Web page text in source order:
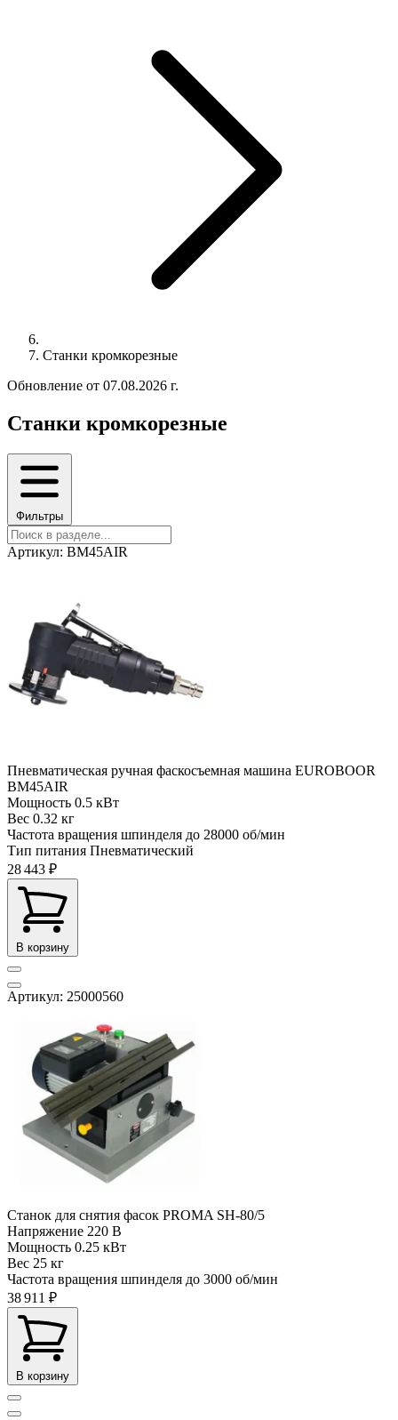
Станки кромкорезные
Обновление от 07.08.2026 г.
Станки кромкорезные
Фильтры
Артикул: BM45AIR
Пневматическая ручная фаскосъемная машина EUROBOOR
BM45AIR
Мощность 0.5 кВт
Вес 0.32 кг
Частота вращения шпинделя до 28000 об/мин
Тип питания Пневматический
28 443 ₽
В корзину
Артикул: 25000560
Станок для снятия фасок PROMA SH-80/5
Напряжение 220 В
Мощность 0.25 кВт
Вес 25 кг
Частота вращения шпинделя до 3000 об/мин
38 911 ₽
В корзину